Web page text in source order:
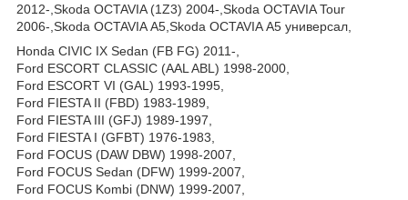
2012-,Skoda OCTAVIA (1Z3) 2004-,Skoda OCTAVIA Tour
2006-,Skoda OCTAVIA А5,Skoda OCTAVIA А5 универсал,
Honda CIVIC IX Sedan (FB FG) 2011-,
Ford ESCORT CLASSIC (AAL ABL) 1998-2000,
Ford ESCORT VI (GAL) 1993-1995,
Ford FIESTA II (FBD) 1983-1989,
Ford FIESTA III (GFJ) 1989-1997,
Ford FIESTA I (GFBT) 1976-1983,
Ford FOCUS (DAW DBW) 1998-2007,
Ford FOCUS Sedan (DFW) 1999-2007,
Ford FOCUS Kombi (DNW) 1999-2007,